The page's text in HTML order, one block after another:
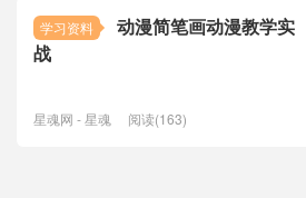
学习资料
动漫简笔画动漫教学实
战
星魂网 - 星魂 阅读(163)